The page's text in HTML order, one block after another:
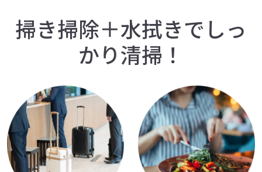
掃き掃除＋水拭きでしっ
かり清掃！